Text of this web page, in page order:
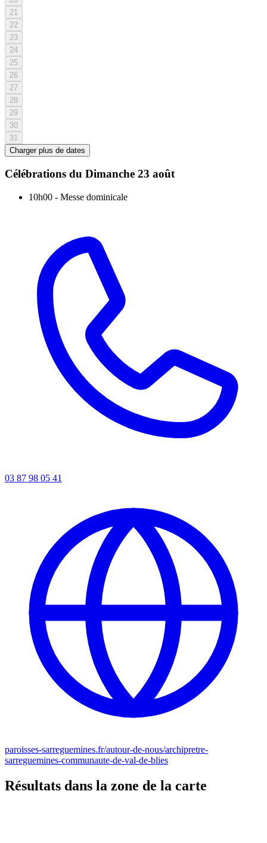
21
22
23
24
25
26
27
28
29
30
31
Charger plus de dates
Célébrations du Dimanche 23 août
10h00 - Messe dominicale
03 87 98 05 41
paroisses-sarreguemines.fr/autour-de-nous/archipretre-
sarreguemines-communaute-de-val-de-blies
Résultats dans la zone de la carte